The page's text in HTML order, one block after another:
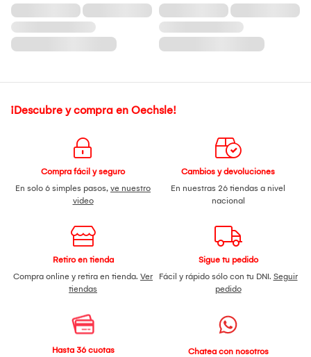
¡Descubre y compra en Oechsle!
Compra fácil y seguro
En solo 6 simples pasos, ve nuestro
video
Cambios y devoluciones
En nuestras 26 tiendas a nivel
nacional
Retiro en tienda
Compra online y retira en tienda. Ver
tiendas
Sigue tu pedido
Fácil y rápido sólo con tu DNI. Seguir
pedido
Hasta 36 cuotas
Chatea con nosotros